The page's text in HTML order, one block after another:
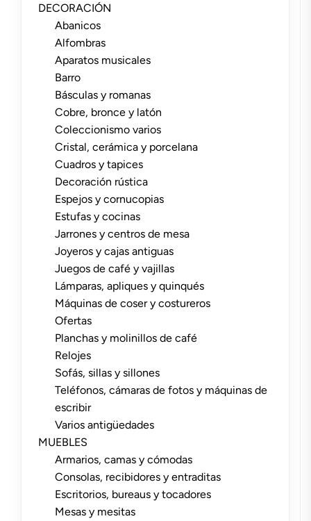
DECORACIÓN
Abanicos
Alfombras
Aparatos musicales
Barro
Básculas y romanas
Cobre, bronce y latón
Coleccionismo varios
Cristal, cerámica y porcelana
Cuadros y tapices
Decoración rústica
Espejos y cornucopias
Estufas y cocinas
Jarrones y centros de mesa
Joyeros y cajas antiguas
Juegos de café y vajillas
Lámparas, apliques y quinqués
Máquinas de coser y costureros
Ofertas
Planchas y molinillos de café
Relojes
Sofás, sillas y sillones
Teléfonos, cámaras de fotos y máquinas de
escribir
Varios antigüedades
MUEBLES
Armarios, camas y cómodas
Consolas, recibidores y entraditas
Escritorios, bureaus y tocadores
Mesas y mesitas